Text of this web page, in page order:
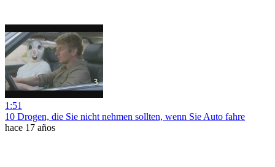
1:51
10 Drogen, die Sie nicht nehmen sollten, wenn Sie Auto fahre
hace 17 años